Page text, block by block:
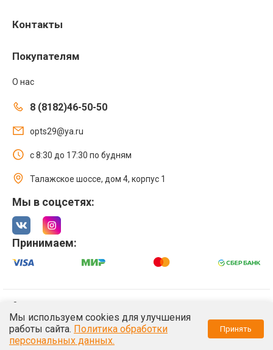
Контакты
Покупателям
О нас
8 (8182)46-50-50
opts29@ya.ru
с 8:30 до 17:30 по будням
Талажское шоссе, дом 4, корпус 1
Мы в соцсетях:
Принимаем:
Политика обработки персональных данных
/**/
Мы используем cookies для улучшения
работы сайта. Политика обработки
персональных данных.
Принять